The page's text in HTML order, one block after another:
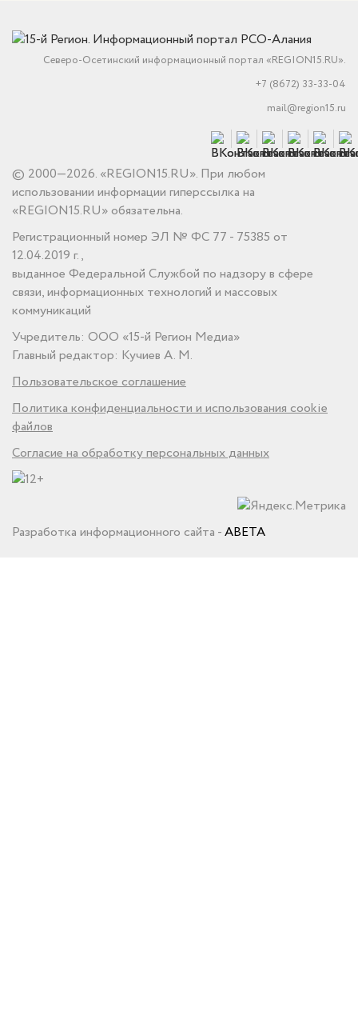
Северо-Осетинский информационный портал «REGION15.RU».
+7 (8672) 33-33-04
mail@region15.ru
© 2000—2026. «REGION15.RU». При любом
использовании информации гиперссылка на
«REGION15.RU» обязательна.
Регистрационный номер ЭЛ № ФС 77 - 75385 от
12.04.2019 г.,
выданное Федеральной Службой по надзору в сфере
связи, информационных технологий и массовых
коммуникаций
Учредитель: ООО «15-й Регион Медиа»
Главный редактор: Кучиев А. М.
Пользовательское соглашение
Политика конфиденциальности и использования cookie
файлов
Согласие на обработку персональных данных
Разработка информационного сайта -ABETA